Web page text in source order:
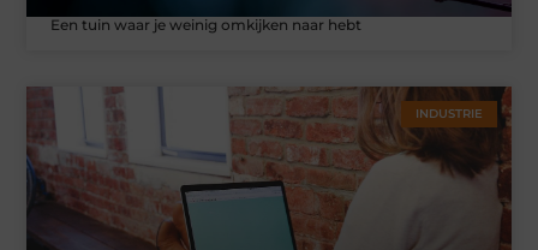
Een tuin waar je weinig omkijken naar hebt
INDUSTRIE